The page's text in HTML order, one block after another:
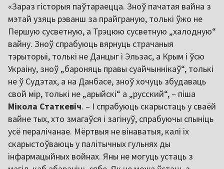
«Зараз гісторыя паўтараецца. Зноў пачатая вайна з
мэтай узяць рэванш за прайграную, толькі ўжо не
Першую сусветную, а Трэцюю сусветную „халодную“
вайну. Зноў спрабуюць вярнуць страчаныя
тэрыторыі, толькі не Данцыг і Эльзас, а Крым і ўсю
Украіну, зноў „бароняць правы суайчыннікаў“, толькі
не ў Судэтах, а на Данбасе, зноў хочуць збудаваць
свой мір, толькі не „арыйскі“ а „русский“, – піша
Мікола Статкевіч. – І спрабуюць скарыстаць у сваёй
вайне тых, хто змагаўся і загінуў, спрабуючы спыніць
усё пералічанае. Мёртвыя не вінаватыя, калі іх
скарыстоўваюць у палітычных гульнях ды
інфармацыйных войнах. Яны не могуць устаць з